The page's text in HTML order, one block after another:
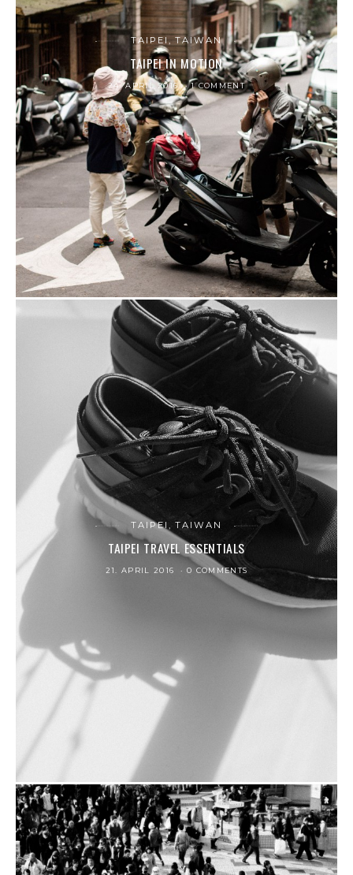
TAIPEI, TAIWAN
TAIPEI IN MOTION
24. APRIL 2016 1 COMMENT
TAIPEI, TAIWAN
TAIPEI TRAVEL ESSENTIALS
21. APRIL 2016 0 COMMENTS